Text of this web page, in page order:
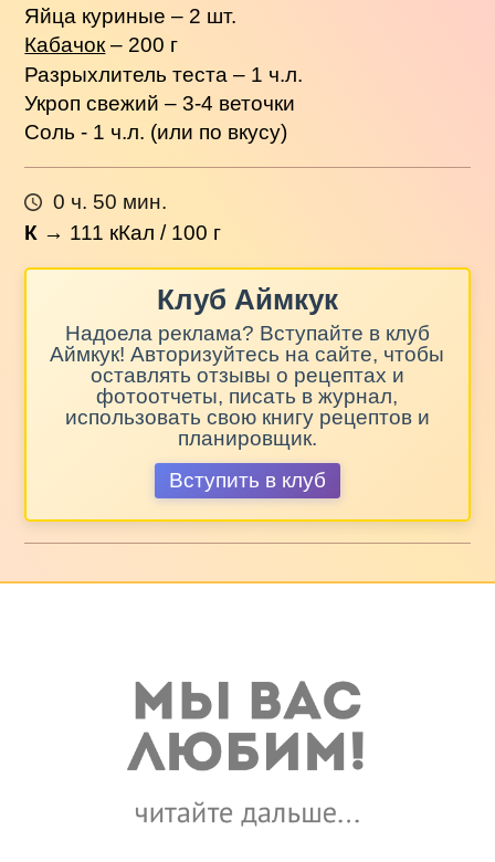
Яйца куриные – 2 шт.
Кабачок – 200 г
Разрыхлитель теста – 1 ч.л.
Укроп свежий – 3-4 веточки
Соль - 1 ч.л. (или по вкусу)
0 ч. 50 мин.
К → 111 кКал / 100 г
Клуб Аймкук
Надоела реклама? Вступайте в клуб
Аймкук! Авторизуйтесь на сайте, чтобы
оставлять отзывы о рецептах и
фотоотчеты, писать в журнал,
использовать свою книгу рецептов и
планировщик.
Вступить в клуб